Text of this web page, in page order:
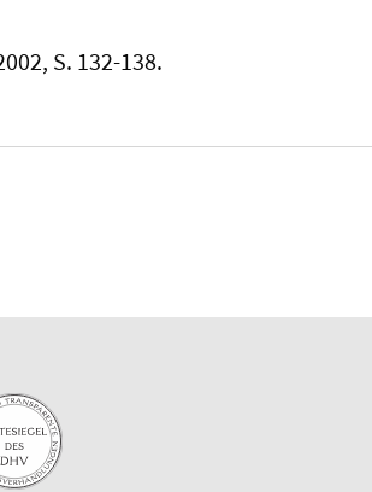
S. 132-138.